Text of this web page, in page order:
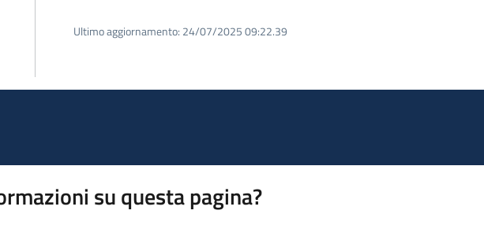
Ultimo aggiornamento: 24/07/2025 09:22.39
su questa pagina?